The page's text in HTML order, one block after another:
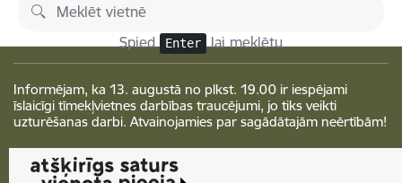
Pāriet uz lapas saturu
Spied Enter lai meklētu
Informējam, ka 13. augustā no plkst. 19.00 ir iespējami
īslaicīgi tīmekļvietnes darbības traucējumi, jo tiks veikti
uzturēšanas darbi. Atvainojamies par sagādātajām neērtībām!